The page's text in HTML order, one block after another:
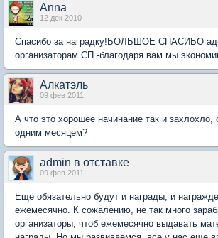
Anna
12 дек 2010
Спасибо за наградку!БОЛЬШОЕ СПАСИБО
организаторам СП -благодаря вам мы
Алкатэль
09 фев 2011
А что это хорошее начинание так и захлохло,
одним месяцем?
admin в отставке
09 фев 2011
Еще обязательно будут и награды, и
ежемесячно. К сожалению, не так много
организаторы, чтоб ежемесячно выдавать